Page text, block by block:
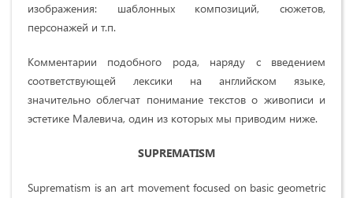
изображения: шаблонных композиций, сюжетов,
персонажей и т.п.
Комментарии подобного рода, наряду с введением
соответствующей лексики на английском языке,
значительно облегчат понимание текстов о живописи и
эстетике Малевича, один из которых мы приводим ниже.
SUPREMATISM
Suprematism is an art movement focused on basic geometric